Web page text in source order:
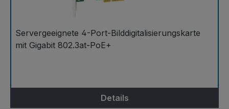
Servergeeignete 4-Port-Bilddigitalisierungskarte
mit Gigabit 802.3at-PoE+
Details